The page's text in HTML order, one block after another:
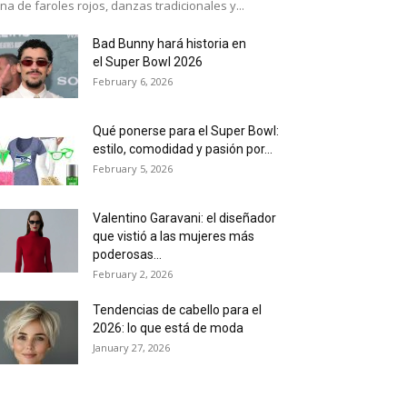
de faroles rojos, danzas tradicionales y...
Bad Bunny hará historia en
el Super Bowl 2026
February 6, 2026
Qué ponerse para el Super Bowl:
estilo, comodidad y pasión por...
February 5, 2026
Valentino Garavani: el diseñador
que vistió a las mujeres más
poderosas...
February 2, 2026
Tendencias de cabello para el
2026: lo que está de moda
January 27, 2026